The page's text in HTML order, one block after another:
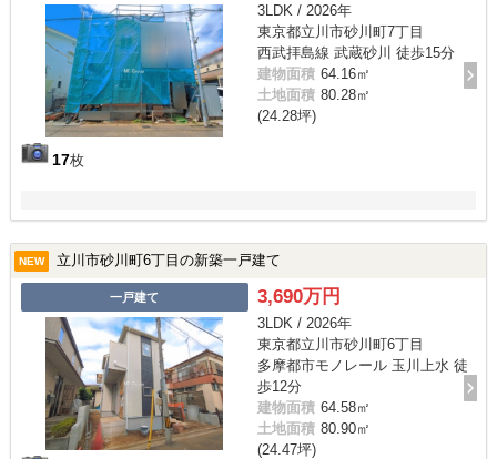
17枚
3LDK / 2026年
東京都立川市砂川町7丁目
西武拝島線 武蔵砂川 徒歩15分
建物面積 64.16㎡
土地面積 80.28㎡
(24.28坪)
NEW 立川市砂川町6丁目の新築一戸建て
一戸建て 3,690万円
3LDK / 2026年
東京都立川市砂川町6丁目
多摩都市モノレール 玉川上水 徒
歩12分
建物面積 64.58㎡
土地面積 80.90㎡
(24.47坪)